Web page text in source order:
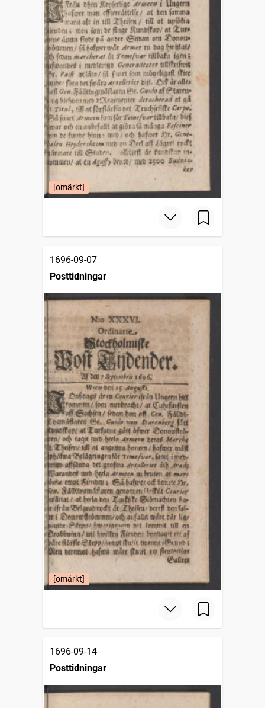
[omärkt]
1696-09-07
Posttidningar
[omärkt]
1696-09-14
Posttidningar